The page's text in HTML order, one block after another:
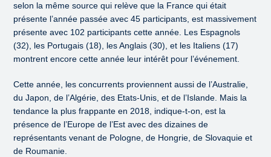
selon la même source qui relève que la France qui était
présente l’année passée avec 45 participants, est massivement
présente avec 102 participants cette année. Les Espagnols
(32), les Portugais (18), les Anglais (30), et les Italiens (17)
montrent encore cette année leur intérêt pour l’événement.
Cette année, les concurrents proviennent aussi de l’Australie,
du Japon, de l’Algérie, des Etats-Unis, et de l’Islande. Mais la
tendance la plus frappante en 2018, indique-t-on, est la
présence de l’Europe de l’Est avec des dizaines de
représentants venant de Pologne, de Hongrie, de Slovaquie et
de Roumanie.